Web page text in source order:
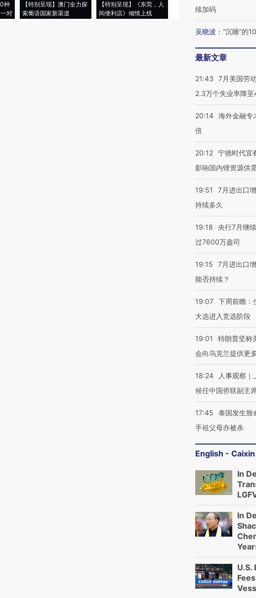
种
对
【特别呈现】澳门全力探
索葡语国家新渠道
【特别呈现】《东莞，人
间便利店》倾情上线
会，让数智科技“链”接产
续加码
吴晓波 ： “沉睡”的
最新文章
21:43
7月美国劳
2.3万个失业率降至
20:14 海外金融专
倍
20:12 宁德时代宜
影响国内锂资源供
19:51
7月进出口
持续多久
19:18
央行7月继
过7600万盎司
19:15
7月进出口
能否持续？
19:07 下周前瞻：
大选进入竞选阶段
19:01
特朗普坚称
会向乌克兰提供更
18:24
人事观察
候任中国侨联副主
17:45
泰国发生致
手祖父母亦被杀
English -
In
In
U.S.